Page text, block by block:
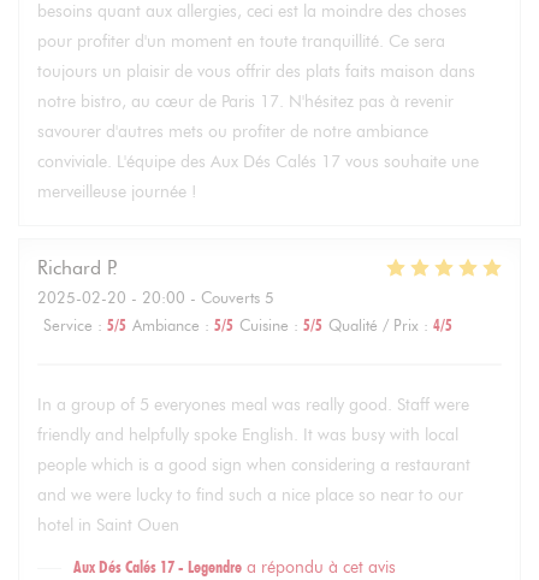
besoins quant aux allergies, ceci est la moindre des choses
pour profiter d'un moment en toute tranquillité. Ce sera
toujours un plaisir de vous offrir des plats faits maison dans
notre bistro, au cœur de Paris 17. N'hésitez pas à revenir
savourer d'autres mets ou profiter de notre ambiance
conviviale. L'équipe des Aux Dés Calés 17 vous souhaite une
merveilleuse journée !
Richard P
2025-02-20 - 20:00 - Couverts 5
Service : 5/5 Ambiance : 5/5 Cuisine : 5/5 Qualité / Prix : 4/5
In a group of 5 everyones meal was really good. Staff were
friendly and helpfully spoke English. It was busy with local
people which is a good sign when considering a restaurant
and we were lucky to find such a nice place so near to our
hotel in Saint Ouen
Aux Dés Calés 17 - Legendre a répondu à cet avis